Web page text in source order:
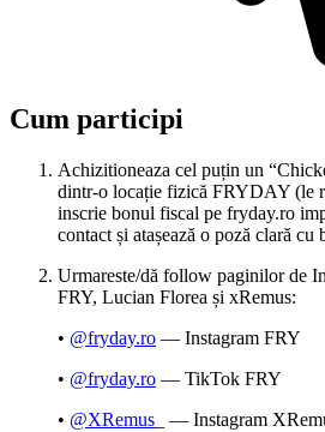
Cum participi
Achizitioneaza cel puțin un
dintr-o locație fizică FRYDAY (le
inscrie bonul fiscal pe fryday.ro
contact și atașează o poză clară cu
Urmareste/dă follow paginilor de
FRY, Lucian Florea și xRemus:
• @fryday.ro — Instagram FRY
• @fryday.ro — TikTok FRY
• @XRemus _ — Instagram